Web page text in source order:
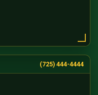
(725) 444-4444